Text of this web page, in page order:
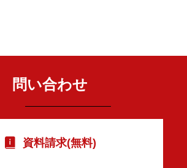
問い合わせ
資料請求(無料)